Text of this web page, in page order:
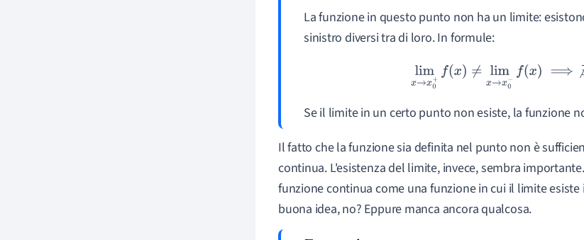
La funzione in questo punto non ha un limite:
sinistro diversi tra di loro. In formule:
lim x→x0+ f(x) ≠limx →x0−f x)⟹∄
Se il limite in un certo punto non esiste, la funzione
Il fatto che la funzione sia definita nel punto non è
continua. L'esistenza del limite, invece, sembra
funzione continua come una funzione in cui il limite
buona idea, no? Eppure manca ancora qualcosa.